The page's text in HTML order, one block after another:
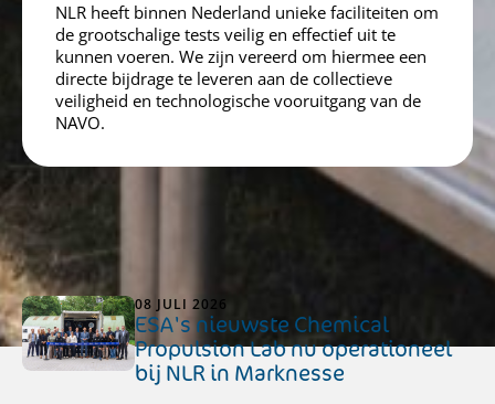
NLR heeft binnen Nederland unieke faciliteiten om
de grootschalige tests veilig en effectief uit te
kunnen voeren. We zijn vereerd om hiermee een
directe bijdrage te leveren aan de collectieve
veiligheid en technologische vooruitgang van de
NAVO.
Laatste nieuws
Bekijk al het nieuws
08 JULI 2026
ESA's nieuwste Chemical
Propulsion Lab nu operationeel
bij NLR in Marknesse